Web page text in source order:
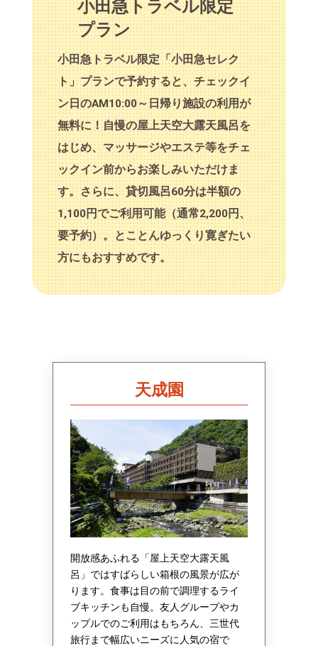
小田急トラベル限定
プラン
小田急トラベル限定「小田急セレク
ト」プランで予約すると、チェックイ
ン日のAM10:00～日帰り施設の利用が
無料に！自慢の屋上天空大露天風呂を
はじめ、マッサージやエステ等をチェ
ックイン前からお楽しみいただけま
す。さらに、貸切風呂60分は半額の
1,100円でご利用可能（通常2,200円、
要予約）。とことんゆっくり寛ぎたい
方にもおすすめです。
天成園
開放感あふれる「屋上天空大露天風
呂」ではすばらしい箱根の風景が広が
ります。食事は目の前で調理するライ
ブキッチンも自慢。友人グループやカ
ップルでのご利用はもちろん、三世代
旅行まで幅広いニーズに人気の宿で